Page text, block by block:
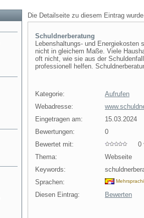
Die Detailseite zu diesem Eintrag
Schuldnerberatung
Lebenshaltungs- und Energiekosten
nicht in gleichem Maße. Viele
oft nicht, wie sie aus der
professionell helfen.
Kategorie:
Aufrufen
Webadresse:
Eingetragen am:
15.03.2024
Bewertungen:
0
Bewertet mit:
0
Thema:
Webseite
Keywords:
Sprachen:
Diesen Eintrag: Bewerten